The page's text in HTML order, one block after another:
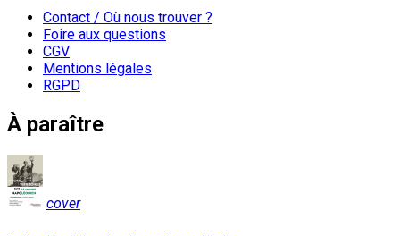
Contact / Où nous trouver ?
Foire aux questions
CGV
Mentions légales
RGPD
À paraître
cover